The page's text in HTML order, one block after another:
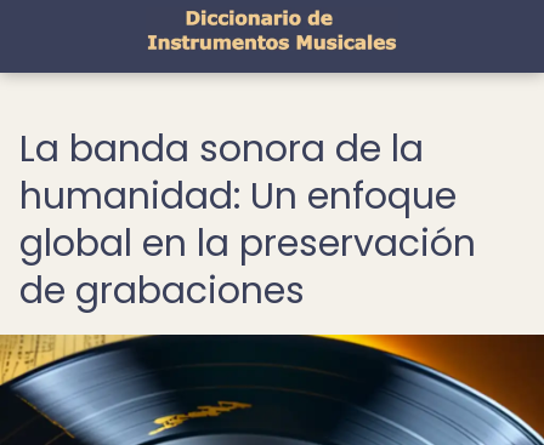
La banda sonora de la
humanidad: Un enfoque
global en la preservación
de grabaciones